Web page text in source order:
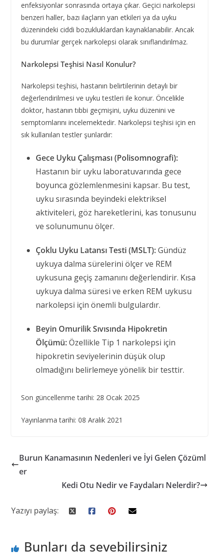
enfeksiyonlar sonrasında ortaya çıkar. Geçici narkolepsi
benzeri haller, bazı ilaçların yan etkileri ya da uyku
düzenindeki ciddi bozukluklardan kaynaklanabilir. Ancak
bu durumlar gerçek narkolepsi olarak sınıflandırılmaz.
Narkolepsi Teşhisi Nasıl Konulur?
Narkolepsi teşhisi, hastanın belirtilerinin detaylı bir
değerlendirilmesi ve uyku testleri ile konur. Öncelikle
doktor, hastanın tıbbi geçmişini, uyku düzenini ve
semptomlarını incelemektedir. Narkolepsi teşhisi için en
sık kullanılan testler şunlardır:
Gece Uyku Çalışması (Polisomnografi):
Hastanın bir uyku laboratuvarında gece
boyunca gözlemlenmesini kapsar. Bu test,
uyku sırasında beyindeki elektriksel
aktiviteleri, göz hareketlerini, kas tonusunu
ve solunumunu ölçer.
Çoklu Uyku Latansı Testi (MSLT):Gündüz
uykuya dalma sürelerini ölçer ve REM
uykusuna geçiş zamanını değerlendirir. Kısa
uykuya dalma süresi ve erken REM uykusu
narkolepsi için önemli bulgulardır.
Beyin Omurilik Sıvısında Hipokretin
Ölçümü:Özellikle Tip 1 narkolepsi için
hipokretin seviyelerinin düşük olup
olmadığını belirlemeye yönelik bir testtir.
Son güncellenme tarihi: 28 Ocak 2025
Yayınlanma tarihi: 08 Aralık 2021
Burun Kanamasının Nedenleri ve İyi Gelen Çözüml
er
Kedi Otu Nedir ve Faydaları Nelerdir?
Yazıyı paylaş:
Bunları da sevebilirsiniz